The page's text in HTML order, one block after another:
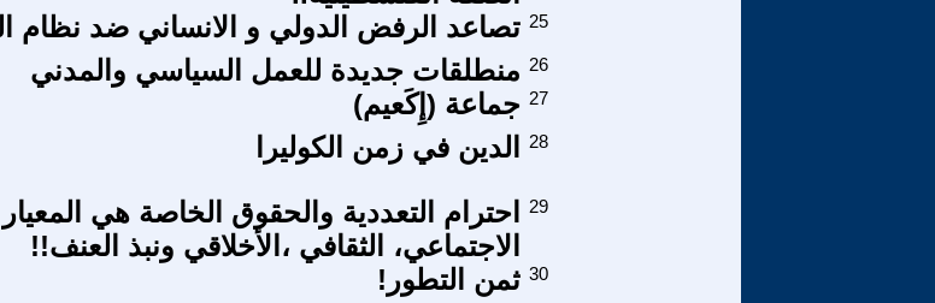
تصاعد الرفض الدولي و الانساني ضد نظام 25
منطلقات جديدة للعمل السياسي والمدني 26
جماعة (إِكَعيم) 27
الدين في زمن الكوليرا 28
احترام التعددية والحقوق الخاصة هي
الاجتماعي، الثقافي ،الأخلاقي ونبذ العنف!!
29
ثمن التطور! 30